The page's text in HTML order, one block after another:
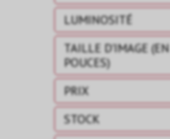
LUMINOSITÉ
TAILLE D'IMAGE (EN
POUCES)
PRIX
STOCK